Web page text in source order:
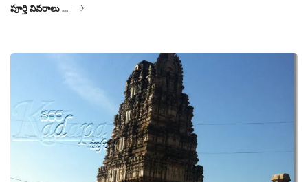
పూర్తి వివరాలు ...